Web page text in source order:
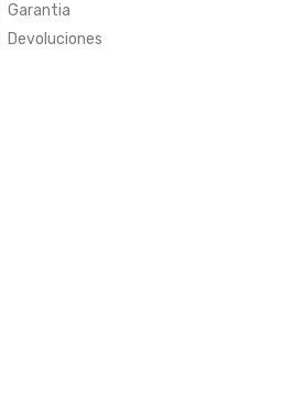
Garantia
Devoluciones